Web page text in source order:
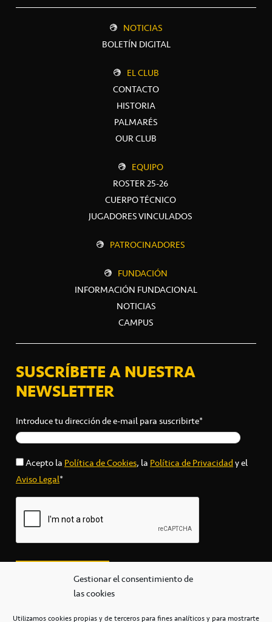
Gestionar el consentimiento de
las cookies
Utilizamos cookies propias y de terceros para fines analíticos y para mostrarte
NOTICIAS
BOLETÍN DIGITAL
EL CLUB
CONTACTO
HISTORIA
PALMARÉS
OUR CLUB
EQUIPO
ROSTER 25-26
CUERPO TÉCNICO
JUGADORES VINCULADOS
PATROCINADORES
FUNDACIÓN
INFORMACIÓN FUNDACIONAL
NOTICIAS
CAMPUS
SUSCRÍBETE A NUESTRA
NEWSLETTER
Introduce tu dirección de e-mail para suscribirte*
Acepto laPolítica de Cookies, laPolítica de Privacidady el
Aviso Legal*